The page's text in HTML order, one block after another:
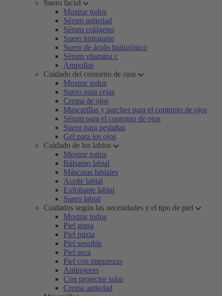
Suero facial
Mostrar todos
Sérum antiedad
Sérum colágeno
Suero hidratante
Suero de ácido hialurónico
Sérum vitamina c
Ampollas
Cuidado del contorno de ojos
Mostrar todos
Suero para cejas
Crema de ojos
Mascarillas y parches para el contorno de ojos
Sérum para el contorno de ojos
Suero para pestañas
Gel para los ojos
Cuidado de los labios
Mostrar todos
Bálsamo labial
Máscaras labiales
Aceite labial
Exfoliante labial
Suero labial
Cuidados según las necesidades y el tipo de piel
Mostrar todos
Piel grasa
Piel mixta
Piel sensible
Piel seca
Piel con impurezas
Antirojeces
Con protector solar
Crema antiedad